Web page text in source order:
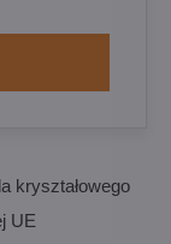
kryształowego
UE